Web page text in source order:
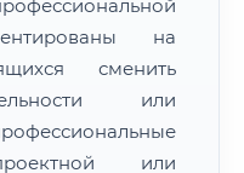
ФИС ФРДО
и просмотра
на
сменить
или
или